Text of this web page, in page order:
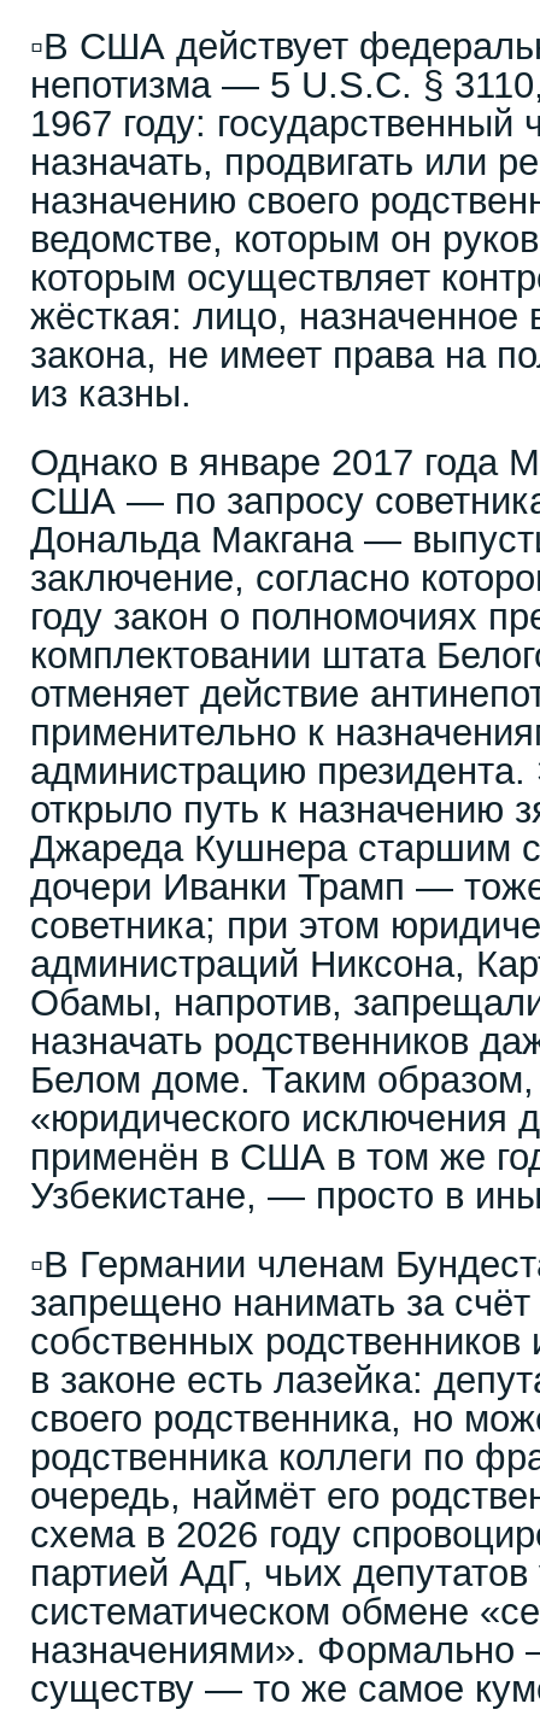
▫️В США действует
непотизма — 5 U.S.C. §
1967 году: государственный
назначать, продвигать или
назначению своего
ведомстве, которым он
которым осуществляет
жёсткая: лицо, назначенное
закона, не имеет права на
из казны.
Однако в январе 2017 года
США — по запросу
Дональда Макгана —
заключение, согласно
году закон о полномочиях
комплектовании штата
отменяет действие
применительно к
администрацию
открыло путь к назначению
Джареда Кушнера старшим
дочери Иванки Трамп —
советника; при этом
администраций Никсона,
Обамы, напротив,
назначать родственников
Белом доме. Таким
«юридического исключения
применён в США в том же
Узбекистане, — просто в
▫️В Германии членам
запрещено нанимать за
собственных
в законе есть лазейка:
своего родственника, но
родственника коллеги по
очередь, наймёт его
схема в 2026 году
партией АдГ, чьих
систематическом обмене
назначениями». Формально
существу — то же самое